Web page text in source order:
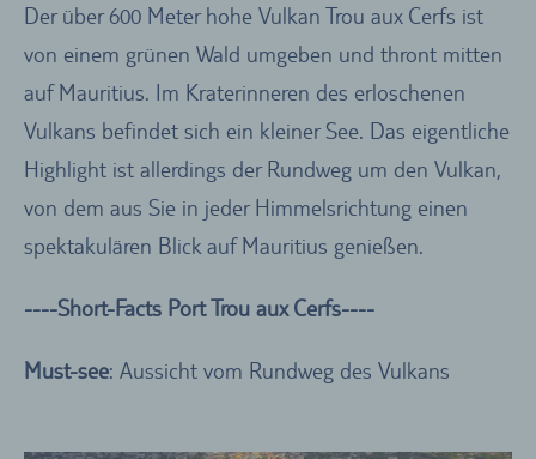
Der über 600 Meter hohe Vulkan Trou aux Cerfs ist
von einem grünen Wald umgeben und thront mitten
auf Mauritius. Im Kraterinneren des erloschenen
Vulkans befindet sich ein kleiner See. Das eigentliche
Highlight ist allerdings der Rundweg um den Vulkan,
von dem aus Sie in jeder Himmelsrichtung einen
spektakulären Blick auf Mauritius genießen.
----Short-Facts Port Trou aux Cerfs----
Must-see: Aussicht vom Rundweg des Vulkans